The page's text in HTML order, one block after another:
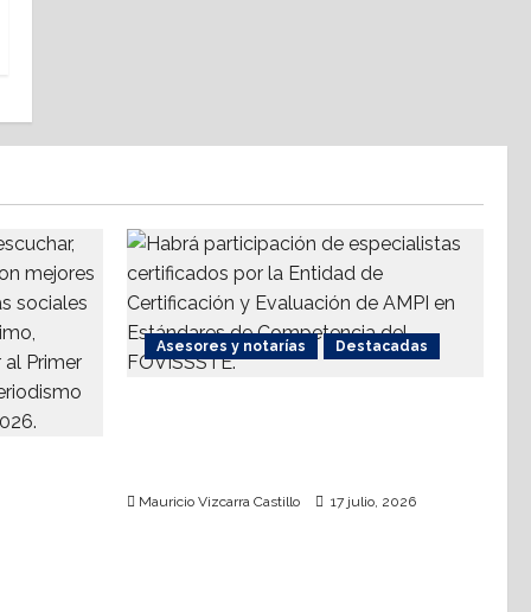
Asesores y notarías Destacadas
Mauricio Vizcarra Castillo 17 julio, 2026